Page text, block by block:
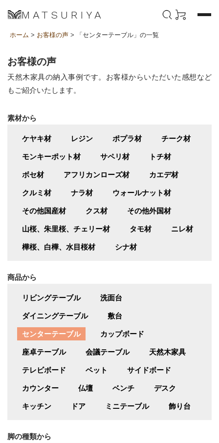
MATSURIYA
ホーム > お客様の声 > 「センターテーブル」の一覧
お客様の声
天然木家具の納入事例です。お客様からいただいた感想など
もご紹介いたします。
素材から
ケヤキ材 レジン ポプラ材 チーク材
モンキーポット材 サペリ材 トチ材
ボセ材 アフリカンローズ材 カエデ材
クルミ材 ナラ材 ウォールナット材
その他国産材 クス材 その他外国材
山桜、朱里桜、チェリー材 タモ材 ニレ材
樺桜、白樺、水目桜材 シナ材
商品から
リビングテーブル 洗面台
ダイニングテーブル 敷台
センターテーブル カップボード
座卓テーブル 会議テーブル 天然木家具
テレビボード ベット サイドボード
カウンター 仏壇 ベンチ デスク
キッチン ドア ミニテーブル 飾り台
脚の種類から